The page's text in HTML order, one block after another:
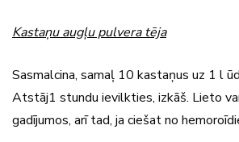
Kastaņu augļu pulvera tē­ja
Sasmalcina, samaļ 10 kas­taņus uz 1 l
Atstāj1 stundu ievilkties, izkāš. Lieto
gadījumos, arī tad, ja ciešat no